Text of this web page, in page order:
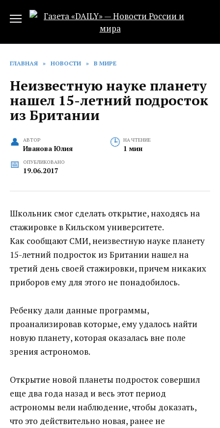
ГЛАВНАЯ » НОВОСТИ » В МИРЕ
Неизвестную науке планету
нашел 15-летний подросток
из Британии
АВТОР
Иванова Юлия
НА ЧТЕНИЕ
1 мин
ОПУБЛИКОВАНО
19.06.2017
Школьник смог сделать открытие, находясь на
стажировке в Кильском университете.
Как сообщают СМИ, неизвестную науке планету
15-летний подросток из Британии нашел на
третий день своей стажировки, причем никаких
приборов ему для этого не понадобилось.
Ребенку дали данные программы,
проанализировав которые, ему удалось найти
новую планету, которая оказалась вне поле
зрения астрономов.
Открытие новой планеты подросток совершил
еще два года назад и весь этот период
астрономы вели наблюдение, чтобы доказать,
что это действительно новая, ранее не